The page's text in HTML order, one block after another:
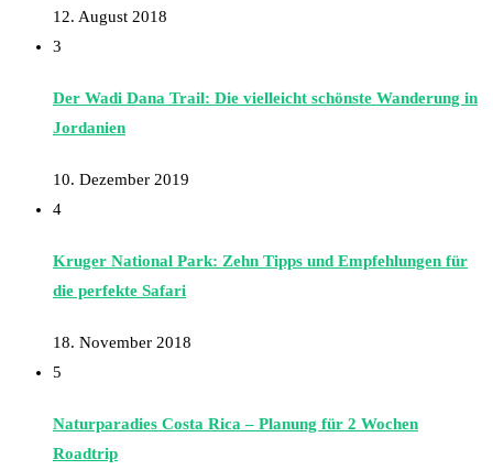
12. August 2018
3
Der Wadi Dana Trail: Die vielleicht schönste Wanderung in
Jordanien
10. Dezember 2019
4
Kruger National Park: Zehn Tipps und Empfehlungen für
die perfekte Safari
18. November 2018
5
Naturparadies Costa Rica – Planung für 2 Wochen
Roadtrip